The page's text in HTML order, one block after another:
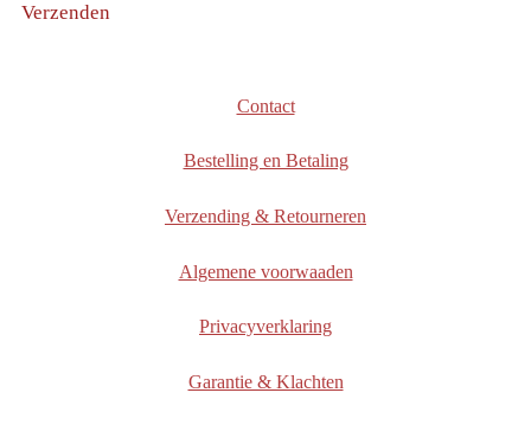
Verzenden
Contact
Bestelling en Betaling
Verzending & Retourneren
Algemene voorwaaden
Privacyverklaring
Garantie & Klachten